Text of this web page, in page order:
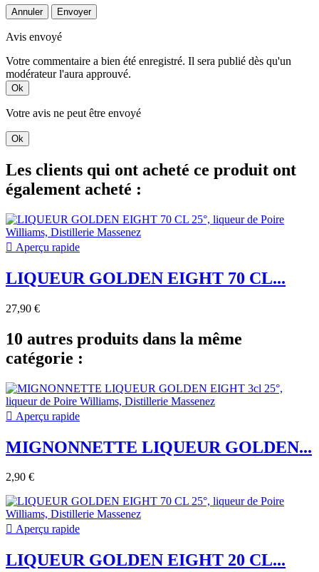
Annuler Envoyer
Avis envoyé
Votre commentaire a bien été enregistré. Il sera publié dès qu'un
modérateur l'aura approuvé.
Ok
Votre avis ne peut être envoyé
Ok
Les clients qui ont acheté ce produit ont
également acheté :
 Aperçu rapide
LIQUEUR GOLDEN EIGHT 70 CL...
27,90 €
10 autres produits dans la même
catégorie :
 Aperçu rapide
MIGNONNETTE LIQUEUR GOLDEN...
2,90 €
 Aperçu rapide
LIQUEUR GOLDEN EIGHT 20 CL...